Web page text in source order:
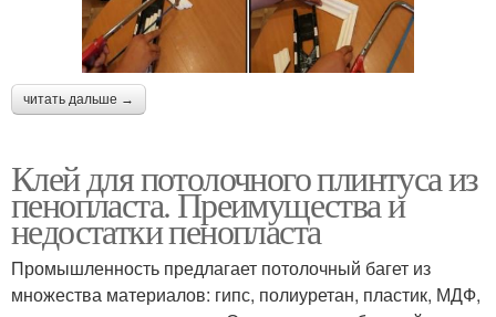
читать дальше →
Клей для потолочного плинтуса из
пенопласта. Преимущества и
недостатки пенопласта
Промышленность предлагает потолочный багет из
множества материалов: гипс, полиуретан, пластик, МДФ,